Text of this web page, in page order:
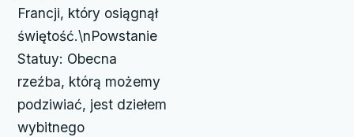
Francji, który osiągnął
świętość.\nPowstanie
Statuy: Obecna
rzeźba, którą możemy
podziwiać, jest dziełem
wybitnego